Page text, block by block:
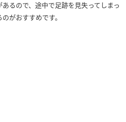
るので、途中で足跡を見失ってしまっ
がおすすめです。